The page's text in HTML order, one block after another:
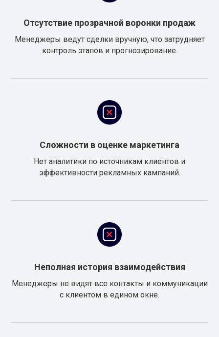
Отсутствие прозрачной воронки продаж
Менеджеры ведут сделки вручную, что затрудняет
контроль этапов и прогнозирование.
Сложности в оценке маркетинга
Нет аналитики по источникам клиентов и
эффективности рекламных кампаний.
Неполная история взаимодействия
Менеджеры не видят все контакты и коммуникации
с клиентом в едином окне.